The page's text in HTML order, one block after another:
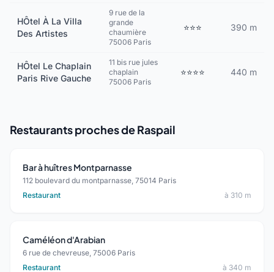
HÔtel À La Villa
Des Artistes
9 rue de la
grande
chaumière
75006 Paris
⭐⭐⭐ 390 m
HÔtel Le Chaplain
Paris Rive Gauche
11 bis rue jules
chaplain
75006 Paris
⭐⭐⭐⭐ 440 m
Restaurants proches de Raspail
Bar à huîtres Montparnasse
112 boulevard du montparnasse, 75014 Paris
Restaurant
à 310 m
Caméléon d'Arabian
6 rue de chevreuse, 75006 Paris
Restaurant
à 340 m